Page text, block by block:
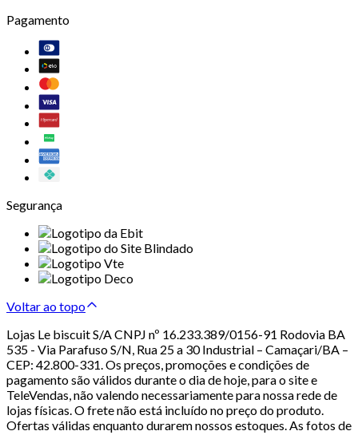
Pagamento
Segurança
Voltar ao topo
Lojas Le biscuit S/A CNPJ nº 16.233.389/0156-91 Rodovia BA
535 - Via Parafuso S/N, Rua 25 a 30 Industrial – Camaçari/BA –
CEP: 42.800-331. Os preços, promoções e condições de
pagamento são válidos durante o dia de hoje, para o site e
TeleVendas, não valendo necessariamente para nossa rede de
lojas físicas. O frete não está incluído no preço do produto.
Ofertas válidas enquanto durarem nossos estoques. As fotos de